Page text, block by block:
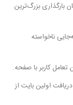
بارگذاری بزرگ‌ترین
ناخواسته
کاربر با صفحه.
اولین بایت از